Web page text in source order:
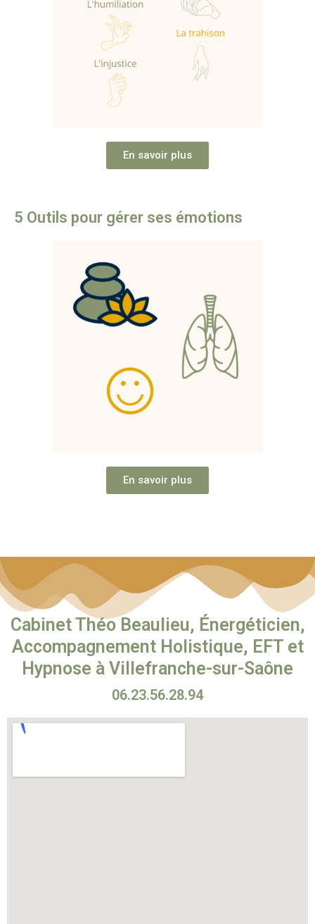
En savoir plus
5 Outils pour gérer ses émotions
En savoir plus
Cabinet Théo Beaulieu, Énergéticien,
Accompagnement Holistique, EFT et
Hypnose à Villefranche-sur-Saône
06.23.56.28.94